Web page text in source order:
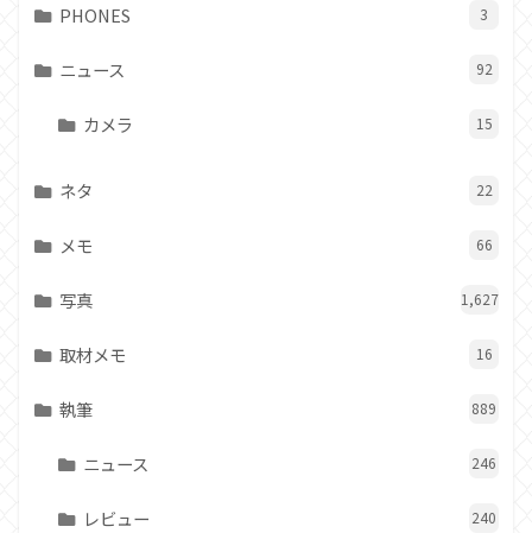
PHONES 3
ニュース 92
カメラ 15
ネタ 22
メモ 66
写真 1,627
取材メモ 16
執筆 889
ニュース 246
レビュー 240